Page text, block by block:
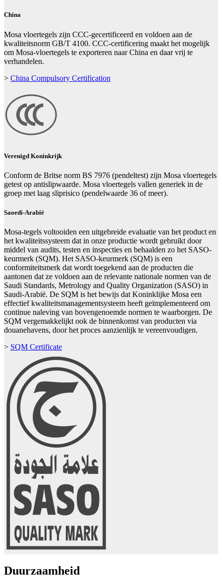
China
Mosa vloertegels zijn CCC-gecertificeerd en voldoen aan de
kwaliteitsnorm GB/T 4100. CCC-certificering maakt het mogelijk
om Mosa-vloertegels te exporteren naar China en daar vrij te
verhandelen.
> China Compulsory Certification
Verenigd Koninkrijk
Conform de Britse norm BS 7976 (pendeltest) zijn Mosa vloertegels
getest op antislipwaarde. Mosa vloertegels vallen generiek in de
groep met laag sliprisico (pendelwaarde 36 of meer).
Saoedi-Arabië
Mosa-tegels voltooiden een uitgebreide evaluatie van het product en
het kwaliteitssysteem dat in onze productie wordt gebruikt door
middel van audits, testen en inspecties en behaalden zo het SASO-
keurmerk (SQM). Het SASO-keurmerk (SQM) is een
conformiteitsmerk dat wordt toegekend aan de producten die
aantonen dat ze voldoen aan de relevante nationale normen van de
Saudi Standards, Metrology and Quality Organization (SASO) in
Saudi-Arabië. De SQM is het bewijs dat Koninklijke Mosa een
effectief kwaliteitsmanagementsysteem heeft geïmplementeerd om
continue naleving van bovengenoemde normen te waarborgen. De
SQM vergemakkelijkt ook de binnenkomst van producten via
douanehavens, door het proces aanzienlijk te vereenvoudigen.
> SQM Certificate
Duurzaamheid